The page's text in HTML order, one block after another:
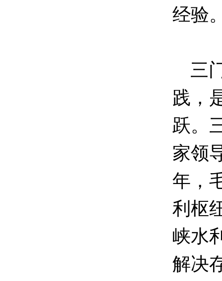
经验
三
践，
跃。
家领
年，
利枢
峡水
解决